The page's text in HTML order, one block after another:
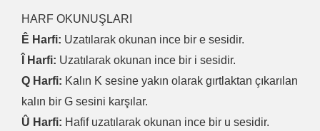
HARF OKUNUŞLARI
Ê Harfi: Uzatılarak okunan ince bir e sesidir.
Î Harfi: Uzatılarak okunan ince bir i sesidir.
Q Harfi: Kalın K sesine yakın olarak gırtlaktan çıkarılan
kalın bir G sesini karşılar.
Û Harfi: Hafif uzatılarak okunan ince bir u sesidir.